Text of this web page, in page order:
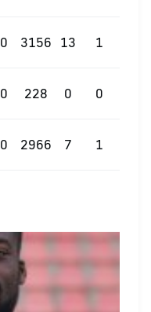
0 3156 13 1
0 228 0 0
0 2966 7 1